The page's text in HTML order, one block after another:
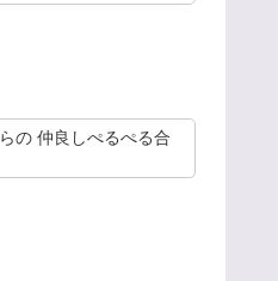
の 仲良しぺるぺる合